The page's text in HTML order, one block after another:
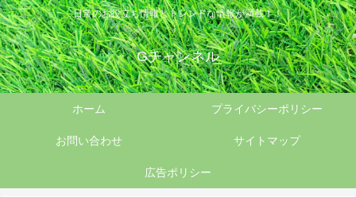
日常のお役立ち情報とトレンドな情報が満載！！
Gチャンネル
ホーム プライバシーポリシー
お問い合わせ サイトマップ
広告ポリシー